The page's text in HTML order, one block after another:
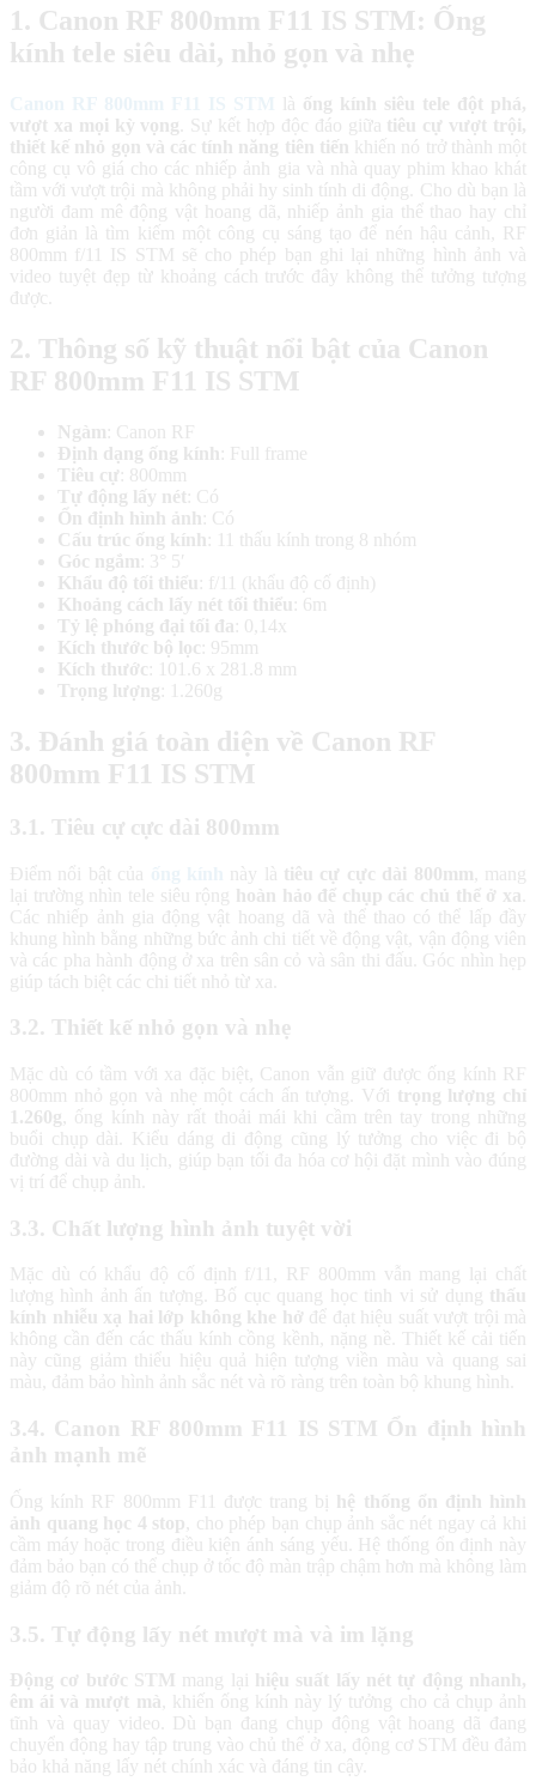
1. Canon RF 800mm F11 IS STM: Ống
kính tele siêu dài, nhỏ gọn và nhẹ
là ống kính siêu tele đột phá,
vượt xa mọi kỳ vọng . Sự kết hợp độc đáo giữa tiêu cự vượt trội,
thiết kế nhỏ gọn và các tính năng tiên tiến khiến nó trở thành một
công cụ vô giá cho các nhiếp ảnh gia và nhà quay phim khao khát
tầm với vượt trội mà không phải hy sinh tính di động. Cho dù bạn là
người
đam mê động vật hoang dã, nhiếp ảnh gia thể thao
hay chỉ
đơn giản là tìm kiếm một công cụ sáng tạo để nén hậu cảnh, RF
800mm f/11 IS STM sẽ cho phép bạn ghi lại những hình ảnh và
video tuyệt đẹp từ khoảng cách trước đây không thể tưởng tượng
được.
2. Thông số kỹ thuật nổi bật của Canon
RF 800mm F11 IS STM
Ngàm : Canon RF
Định dạng ống kính
: Full frame
Tiêu cự : 800mm
Tự động lấy nét
: Có
Ổn định hình ảnh
: Có
Cấu trúc ống kính
: 11 thấu kính trong 8 nhóm
Góc ngắm : 3° 5′
Khẩu độ tối thiểu
: f/11 (khẩu độ cố định)
Khoảng cách lấy nét tối thiểu
: 6m
Tỷ lệ phóng đại tối đa : 0,14x
Kích thước bộ lọc
: 95mm
Kích thước
: 101.6 x 281.8 mm
Trọng lượng : 1.260g
3. Đánh giá toàn diện về Canon RF
800mm F11 IS STM
3.1. Tiêu cự cực dài 800mm
Điểm nổi bật của này là tiêu cự cực dài 800mm , mang
lại trường nhìn tele siêu rộng hoàn hảo để chụp các chủ thể ở xa
Các nhiếp ảnh gia động vật hoang dã và thể thao có thể lấp đầy
khung hình bằng những bức ảnh chi tiết về động vật, vận động viên
và các pha hành động ở xa trên sân cỏ và sân thi đấu. Góc nhìn hẹp
giúp tách biệt các chi tiết nhỏ từ xa.
3.2. Thiết kế nhỏ gọn và nhẹ
Mặc dù có tầm với xa đặc biệt, Canon vẫn giữ được ống kính RF
800mm nhỏ gọn và nhẹ một cách ấn tượng. Với trọng lượng chỉ
1.260g , ống kính này rất thoải mái khi cầm trên tay trong những
buổi chụp dài. Kiểu dáng di động cũng lý tưởng cho việc đi bộ
đường dài và du lịch, giúp bạn tối đa hóa cơ hội đặt mình vào đúng
vị trí để chụp ảnh.
3.3. Chất lượng hình ảnh tuyệt vời
Mặc dù có khẩu độ cố định f/11, RF 800mm vẫn mang lại chất
lượng hình ảnh ấn tượng. Bố cục quang học tinh vi sử dụng thấu
kính nhiễu xạ hai lớp không khe hở để đạt hiệu suất vượt trội mà
không cần đến các thấu kính cồng kềnh, nặng nề. Thiết kế cải tiến
này cũng giảm thiểu hiệu quả hiện tượng viền màu và quang sai
màu, đảm bảo hình ảnh sắc nét và rõ ràng trên toàn bộ khung hình.
3.4. Canon RF 800mm F11 IS STM Ổn định hình
ảnh mạnh mẽ
Ống kính RF 800mm F11 được trang bị hệ thống ổn định hình
ảnh quang học 4 stop , cho phép bạn chụp ảnh sắc nét ngay cả khi
cầm máy hoặc trong điều kiện ánh sáng yếu. Hệ thống ổn định này
đảm bảo bạn có thể chụp ở tốc độ màn trập chậm hơn mà không làm
giảm độ rõ nét của ảnh.
3.5. Tự động lấy nét mượt mà và im lặng
Động cơ bước STM mang lại hiệu suất lấy nét tự động nhanh,
êm ái và mượt mà , khiến ống kính này lý tưởng cho cả chụp ảnh
tĩnh và quay video. Dù bạn đang chụp động vật hoang dã đang
chuyển động hay tập trung vào chủ thể ở xa, động cơ STM đều đảm
bảo khả năng lấy nét chính xác và đáng tin cậy.